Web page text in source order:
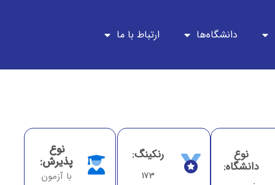
دانشگاه‌ها ارتباط با ما
نوع
دانشگاه:
رنکینگ:
173
نوع
پذیرش:
با آزمون